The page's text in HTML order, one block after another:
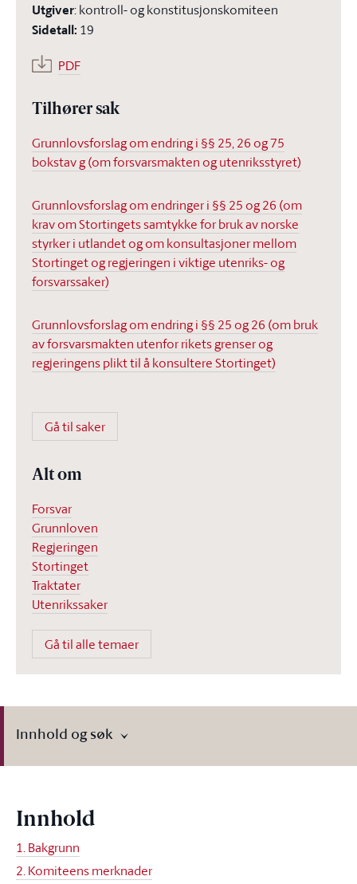
Utgiver:kontroll- og konstitusjonskomiteen
Sidetall: 19
PDF
Tilhører sak
Grunnlovsforslag om endring i §§ 25, 26 og 75
bokstav g (om forsvarsmakten og utenriksstyret)
Grunnlovsforslag om endringer i §§ 25 og 26 (om
krav om Stortingets samtykke for bruk av norske
styrker i utlandet og om konsultasjoner mellom
Stortinget og regjeringen i viktige utenriks- og
forsvarssaker)
Grunnlovsforslag om endring i §§ 25 og 26 (om bruk
av forsvarsmakten utenfor rikets grenser og
regjeringens plikt til å konsultere Stortinget)
Gå til saker
Alt om
Forsvar
Grunnloven
Regjeringen
Stortinget
Traktater
Utenrikssaker
Gå til alle temaer
Innhold og søk
Innhold
1. Bakgrunn
2. Komiteens merknader